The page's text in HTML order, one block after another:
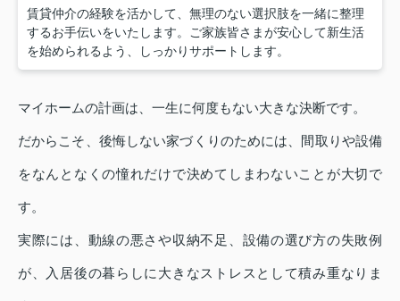
賃貸仲介の経験を活かして、無理のない選択肢を一緒に整理
するお手伝いをいたします。ご家族皆さまが安心して新生活
を始められるよう、しっかりサポートします。
マイホームの計画は、一生に何度もない大きな決断です。
だからこそ、後悔しない家づくりのためには、間取りや設備
をなんとなくの憧れだけで決めてしまわないことが大切で
す。
実際には、動線の悪さや収納不足、設備の選び方の失敗例
が、入居後の暮らしに大きなストレスとして積み重なりま